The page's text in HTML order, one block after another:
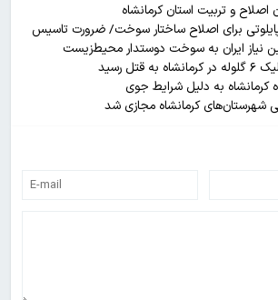
پایلوتی برای اصلاح ساختار سوخت/ ضرورت تاسیس
رسید
کرمانشاه به دلیل شرایط جوی
شهرستان‌های کرمانشاه مجازی شد